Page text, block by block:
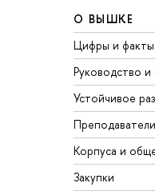
О ВЫШКЕ
Цифры и факты
Руководство и
Устойчивое
Корпуса и
Закупки